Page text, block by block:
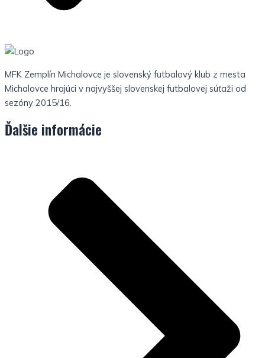
MFK Zemplín Michalovce je slovenský futbalový klub z mesta
Michalovce hrajúci v najvyššej slovenskej futbalovej súťaži od
sezóny 2015/16.
Ďalšie informácie